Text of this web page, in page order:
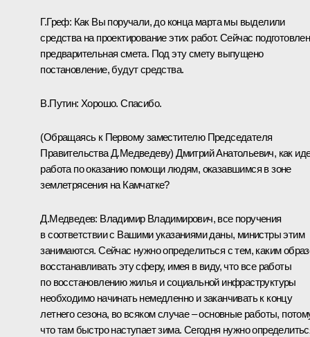
Г.Греф: Как Вы поручали, до конца марта мы выделили
средства на проектирование этих работ. Сейчас
предварительная смета. Под эту смету выпущено
постановление, будут средства.
В.Путин: Хорошо. Спасибо.
(Обращаясь к Первому заместителю Председателя
Правительства Д.Медведеву) Дмитрий Анатольевич, как
работа по оказанию помощи людям, оказавшимся в зоне
землетрясения на Камчатке?
Д.Медведев: Владимир Владимирович, все поручения
в соответствии с Вашими указаниями даны, министры этим
занимаются. Сейчас нужно определиться с тем, каким
восстанавливать эту сферу, имея в виду, что все работы
по восстановлению жилья и социальной инфраструктуры
необходимо начинать немедленно и заканчивать к концу
летнего сезона, во всяком случае – основные работы,
что там быстро наступает зима. Сегодня нужно